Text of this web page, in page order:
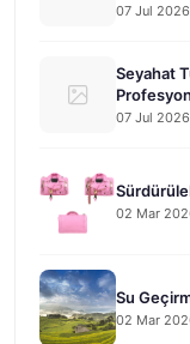
07 Jul 2026
Seyahat
07 Jul 2026
02 Mar
Su
02 Mar